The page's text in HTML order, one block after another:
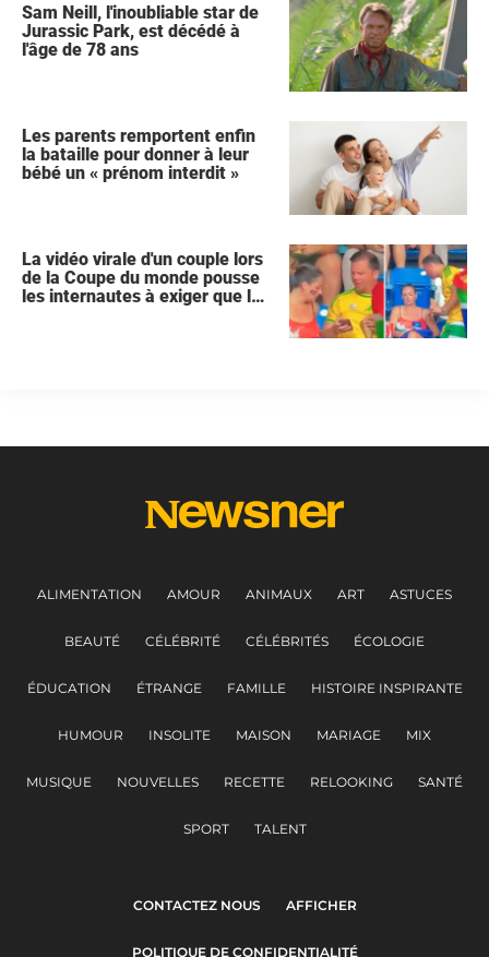
Sam Neill, l'inoubliable star de
Jurassic Park, est décédé à
l'âge de 78 ans
Les parents remportent enfin
la bataille pour donner à leur
bébé un « prénom interdit »
La vidéo virale d'un couple lors
de la Coupe du monde pousse
les internautes à exiger que la
ALIMENTATION AMOUR ANIMAUX ART ASTUCES
BEAUTÉ CÉLÉBRITÉ CÉLÉBRITÉS ÉCOLOGIE
ÉDUCATION ÉTRANGE FAMILLE HISTOIRE INSPIRANTE
HUMOUR INSOLITE MAISON MARIAGE MIX
MUSIQUE NOUVELLES RECETTE RELOOKING SANTÉ
SPORT TALENT
CONTACTEZ NOUS AFFICHER
POLITIQUE DE CONFIDENTIALITÉ